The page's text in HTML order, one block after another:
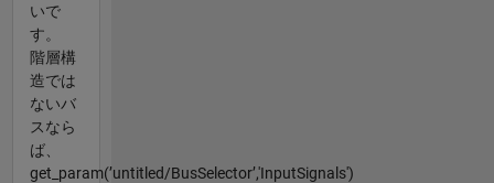
いで
す。
階層構
造では
ないバ
スなら
ば、
get_param(’untitled/BusSelector’,'InputSignals')